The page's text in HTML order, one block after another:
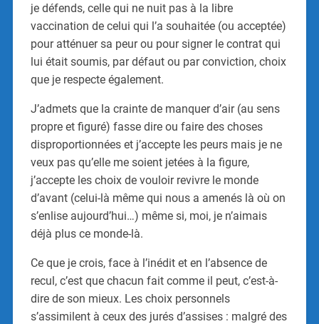
je défends, celle qui ne nuit pas à la libre
vaccination de celui qui l’a souhaitée (ou acceptée)
pour atténuer sa peur ou pour signer le contrat qui
lui était soumis, par défaut ou par conviction, choix
que je respecte également.
J’admets que la crainte de manquer d’air (au sens
propre et figuré) fasse dire ou faire des choses
disproportionnées et j’accepte les peurs mais je ne
veux pas qu’elle me soient jetées à la figure,
j’accepte les choix de vouloir revivre le monde
d’avant (celui-là même qui nous a amenés là où on
s’enlise aujourd’hui…) même si, moi, je n’aimais
déjà plus ce monde-là.
Ce que je crois, face à l’inédit et en l’absence de
recul, c’est que chacun fait comme il peut, c’est-à-
dire de son mieux. Les choix personnels
s’assimilent à ceux des jurés d’assises : malgré des